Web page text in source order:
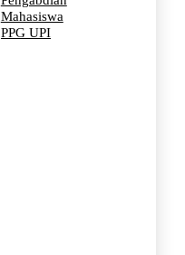
Mahasiswa
PPG UPI